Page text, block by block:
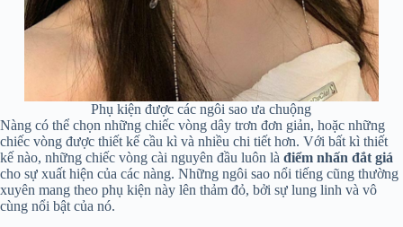
Phụ kiện được các ngôi sao ưa chuộng
Nàng có thể chọn những chiếc vòng dây trơn đơn giản, hoặc những
chiếc vòng được thiết kế cầu kì và nhiều chi tiết hơn. Với bất kì thiết
kế nào, những chiếc vòng cài nguyên đầu luôn là điểm nhấn đắt giá
cho sự xuất hiện của các nàng. Những ngôi sao nổi tiếng cũng thường
xuyên mang theo phụ kiện này lên thảm đỏ, bởi sự lung linh và vô
cùng nổi bật của nó.